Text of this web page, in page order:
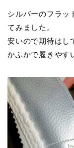
シルバーのフラッ
てみました。
安いので期待はし
かふかで履きやす